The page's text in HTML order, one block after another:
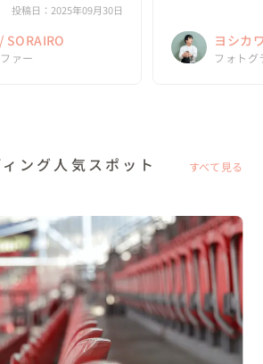
、すぐにリラックスで
と淡路島の前撮りがで
投稿日：2025年09月30日
SORAIRO
ァー
ちょうど今、ウェ
ヨシカ
フォトグ
ング人気スポット すべて見る